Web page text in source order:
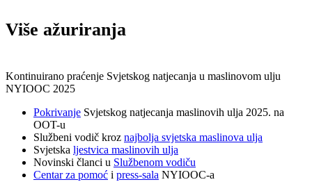
Više ažuriranja
Kontinuirano praćenje Svjetskog natjecanja u maslinovom ulju
NYIOOC 2025
Pokrivanje Svjetskog natjecanja maslinovih ulja 2025. na
OOT-u
Službeni vodič kroz najbolja svjetska maslinova ulja
Svjetska ljestvica maslinovih ulja
Novinski članci u Službenom vodiču
Centar za pomoć i press-sala NYIOOC-a